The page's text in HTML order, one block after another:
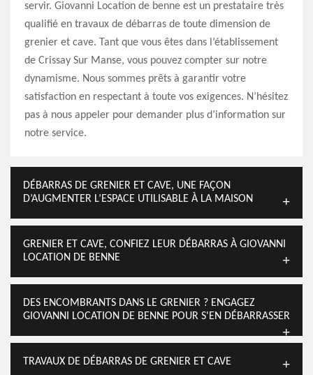
servir. Giovanni Location de benne est un prestataire très
qualifié en travaux de débarras de toute dimension de
grenier et cave. Tant que vous êtes dans l’établissement
de Crissay Sur Manse, vous pouvez compter sur notre
dynamisme. Nous sommes prêts à garantir votre
satisfaction en respectant à toute vos exigences. N’hésitez
pas à nous appeler pour demander plus d’information sur
notre service.
DÉBARRAS DE GRENIER ET CAVE, UNE FAÇON
D’AUGMENTER L’ESPACE UTILISABLE À LA MAISON
GRENIER ET CAVE, CONFIEZ LEUR DÉBARRAS À GIOVANNI
LOCATION DE BENNE
DES ENCOMBRANTS DANS LE GRENIER ? ENGAGEZ
GIOVANNI LOCATION DE BENNE POUR S'EN DÉBARRASSER
TRAVAUX DE DÉBARRAS DE GRENIER ET CAVE